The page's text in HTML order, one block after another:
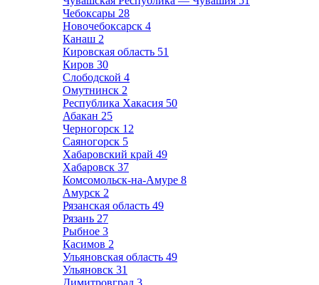
Чебоксары 28
Новочебоксарск 4
Канаш 2
Кировская область 51
Киров 30
Слободской 4
Омутнинск 2
Республика Хакасия 50
Абакан 25
Черногорск 12
Саяногорск 5
Хабаровский край 49
Хабаровск 37
Комсомольск-на-Амуре 8
Амурск 2
Рязанская область 49
Рязань 27
Рыбное 3
Касимов 2
Ульяновская область 49
Ульяновск 31
Димитровград 3